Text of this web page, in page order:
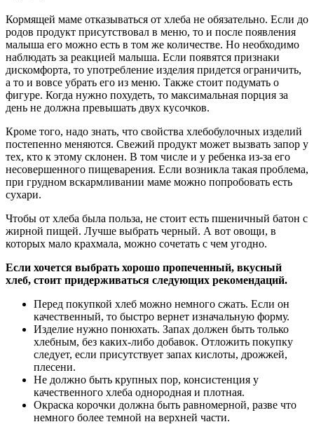
Кормящей маме отказываться от хлеба не обязательно. Если до
родов продукт присутствовал в меню, то и после появления
малыша его можно есть в том же количестве. Но необходимо
наблюдать за реакцией малыша. Если появятся признаки
дискомфорта, то употребление изделия придется ограничить,
а то и вовсе убрать его из меню. Также стоит подумать о
фигуре. Когда нужно похудеть, то максимальная порция за
день не должна превышать двух кусочков.
Кроме того, надо знать, что свойства хлебобулочных изделий
постепенно меняются. Свежий продукт может вызвать запор у
тех, кто к этому склонен. В том числе и у ребенка из-за его
несовершенного пищеварения. Если возникла такая проблема,
при грудном вскармливании маме можно попробовать есть
сухари.
Чтобы от хлеба была польза, не стоит есть пшеничный батон с
жирной пищей. Лучше выбрать черный. А вот овощи, в
которых мало крахмала, можно сочетать с чем угодно.
Если хочется выбрать хорошо пропеченный, вкусный
хлеб, стоит придерживаться следующих рекомендаций.
Перед покупкой хлеб можно немного сжать. Если он
качественный, то быстро вернет изначальную форму.
Изделие нужно понюхать. Запах должен быть только
хлебным, без каких-либо добавок. Отложить покупку
следует, если присутствует запах кислоты, дрожжей,
плесени.
Не должно быть крупных пор, консистенция у
качественного хлеба однородная и плотная.
Окраска корочки должна быть равномерной, разве что
немного более темной на верхней части.